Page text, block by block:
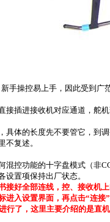
手操控易上手，因此受到广
接插进接收机对应通道，舵
体的长度先不要管它，到
不复述。
控功能的十字盘模式（非
置项保持出厂状态。
好全部连线，控、接收机
入设置界面，再点击“连接
了，这里主要介绍的是直机